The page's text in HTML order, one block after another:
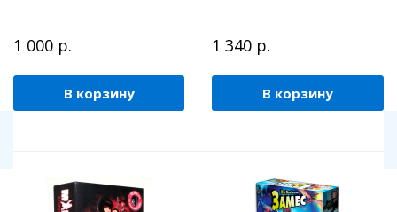
1 000 р.
В корзину
1 340 р.
В корзину